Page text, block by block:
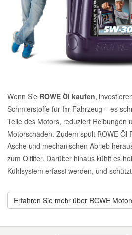
Wenn Sie ROWE Öl kaufen,
Schmierstoffe für Ihr Fahrzeug – es
Teile des Motors, reduziert Reibungen
Motorschäden. Zudem spült ROWE Öl
Asche und mechanischen Abrieb
zum Ölfilter. Darüber hinaus kühlt es
Kühlsystem erfasst werden, und
Erfahren Sie mehr über ROWE
Scheibenreinigung
Zündanlage und Glühanlage
Karosserie Werkzeug
Werkstattbedarf
Winter-Autozubehör
Daewoo Ersatzteile
Daihatsu Ersatzteile
Honda Ersatzteile
Hyundai Ersatzteile
Jeep Ersatzteile